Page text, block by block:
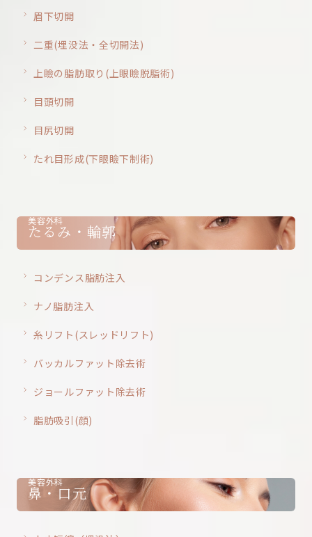
眉下切開
二重(埋没法・全切開法)
上瞼の脂肪取り(上眼瞼脱脂術)
目頭切開
目尻切開
たれ目形成(下眼瞼下制術)
美容外科
たるみ・輪郭
コンデンス脂肪注入
ナノ脂肪注入
糸リフト(スレッドリフト)
バッカルファット除去術
ジョールファット除去術
脂肪吸引(顔)
美容外科
鼻・口元